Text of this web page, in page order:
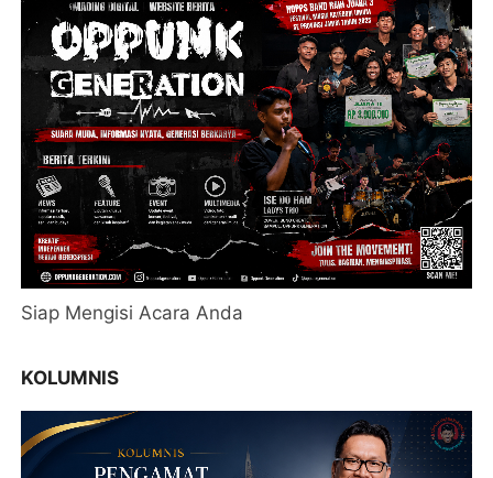
Siap Mengisi Acara Anda
KOLUMNIS